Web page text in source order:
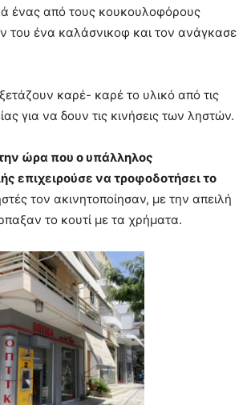
ένας από τους κουκουλοφόρους
του ένα καλάσνικοφ και τον ανάγκασε
καρέ- καρέ το υλικό από τις
για να δουν τις κινήσεις των ληστών.
ώρα που ο υπάλληλος
επιχειρούσε να τροφοδοτήσει το
τον ακινητοποίησαν, με την απειλή
το κουτί με τα χρήματα.